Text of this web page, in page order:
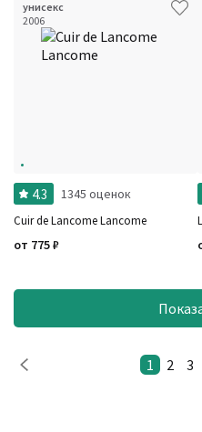
унисекс
2006
4.3 1345 оценок
Cuir de Lancome Lancome
от 775₽
1 2 3